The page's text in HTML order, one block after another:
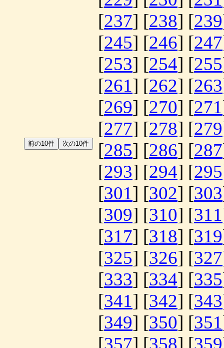
[237] [238] [239
[245] [246] [247
[253] [254] [255
[261] [262] [263
[269] [270] [271
[277] [278] [279
[285] [286] [287
[293] [294] [295
[301] [302] [303
[309] [310] [311
[317] [318] [319
[325] [326] [327
[333] [334] [335
[341] [342] [343
[349] [350] [351
[357] [358] [359